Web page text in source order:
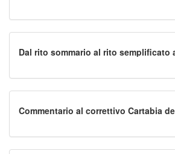
Dal rito sommario al rito semplificato
Commentario al correttivo Cartabia